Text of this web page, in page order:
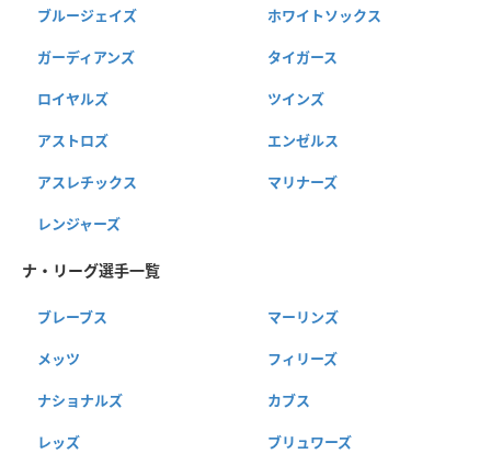
ブルージェイズ ホワイトソックス
ガーディアンズ タイガース
ロイヤルズ ツインズ
アストロズ エンゼルス
アスレチックス マリナーズ
レンジャーズ
ナ・リーグ選手一覧
ブレーブス マーリンズ
メッツ フィリーズ
ナショナルズ カブス
レッズ ブリュワーズ